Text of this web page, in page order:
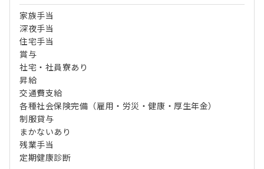
家族手当
深夜手当
住宅手当
賞与
社宅・社員寮あり
昇給
交通費支給
各種社会保険完備（雇用・労災・健康・厚生年金）
制服貸与
まかないあり
残業手当
定期健康診断